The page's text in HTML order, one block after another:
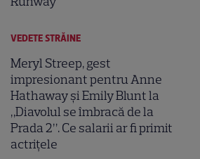
VEDETE STRĂINE
Meryl Streep, gest
impresionant pentru Anne
Hathaway și Emily Blunt la
„Diavolul se îmbracă de la
Prada 2”. Ce salarii ar fi primit
actrițele